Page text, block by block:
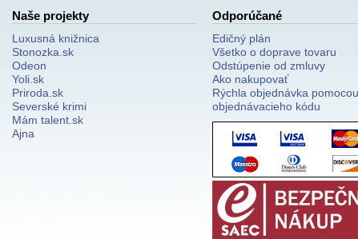
Naše projekty
Luxusná knižnica
Stonozka.sk
Odeon
Yoli.sk
Priroda.sk
Severské krimi
Mám talent.sk
Ajna
Odporúčané
Edičný plán
Všetko o doprave tovaru
Odstúpenie od zmluvy
Ako nakupovať
Rýchla objednávka pomocou
objednávacieho kódu